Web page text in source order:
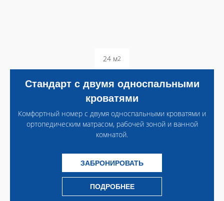
24 м2
Стандарт с двумя односпальными
кроватями
Комфортный номер с двумя односпальными кроватями и
ортопедическим матрасом, рабочей зоной и ванной
комнатой.
ЗАБРОНИРОВАТЬ
ПОДРОБНЕЕ